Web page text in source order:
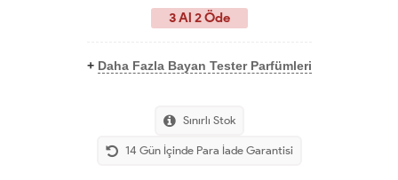
3 Al 2 Öde
+ Daha Fazla Bayan Tester Parfümleri
Sınırlı Stok
14 Gün İçinde Para İade Garantisi